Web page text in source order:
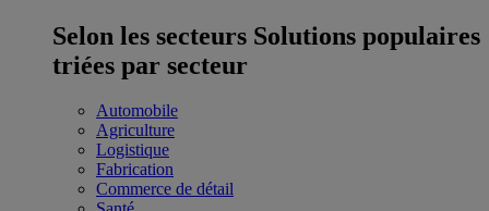
Selon les secteurs Solutions populaires
triées par secteur
Automobile
Agriculture
Logistique
Fabrication
Commerce de détail